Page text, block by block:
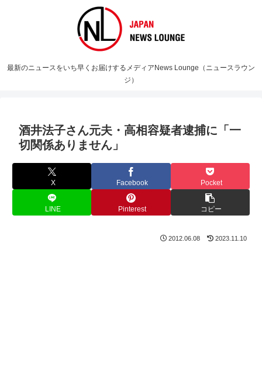
最新のニュースをいち早くお届けするメディアNews Lounge（ニュースラウン
ジ）
酒井法子さん元夫・高相容疑者逮捕に「一
切関係ありません」
X Facebook Pocket
LINE Pinterest コピー
2012.06.08 2023.11.10